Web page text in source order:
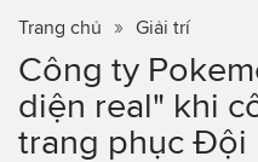
Trang chủ Giải trí
Công ty
diện real" khi
trang phục Đội